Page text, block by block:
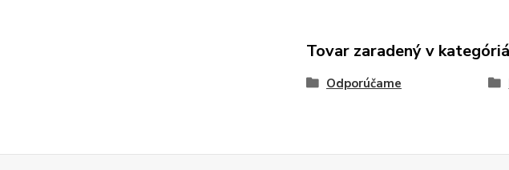
Tovar zaradený v
Odporúčame